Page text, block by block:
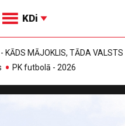
KDi
KĀDS MĀJOKLIS, TĀDA VALSTS
PK futbolā - 2026